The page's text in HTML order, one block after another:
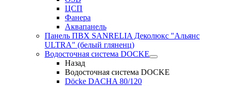
ЦСП
Фанера
Аквапанель
Панель ПВХ SANRELIA Деколюкс "Альянс
ULTRA" (белый гляненц)
Водосточная система DOCKE
Назад
Водосточная система DOCKE
Döсkе DACHA 80/120